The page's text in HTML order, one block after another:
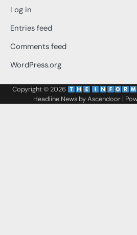
Log in
Entries feed
Comments feed
WordPress.org
Copyright © 2026
Headline News byAscendoor|